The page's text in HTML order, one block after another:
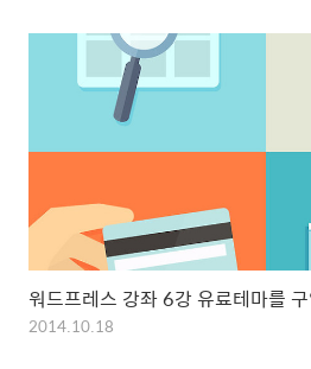
워드프레스 강좌 6강 유료테마를
2014.10.18